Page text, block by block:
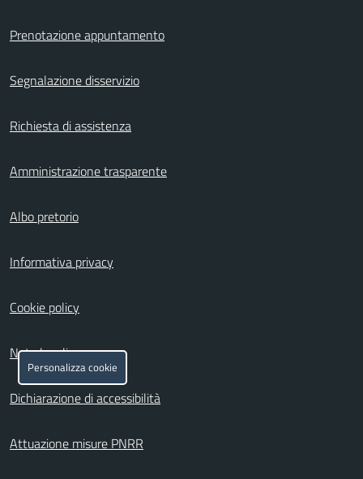
Prenotazione appuntamento
Segnalazione disservizio
Richiesta di assistenza
Amministrazione trasparente
Albo pretorio
Informativa privacy
Cookie policy
Note legali
Dichiarazione di accessibilità
Attuazione misure PNRR
Personalizza cookie